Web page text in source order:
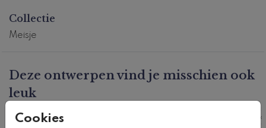
Cookies
gedichtje en rechts is ruimte voor alle
geboortegegevens.
deze stijl.
Kaartcode: 0660-m2
Collectie
Meisje
Deze ontwerpen vind je misschien ook
leuk